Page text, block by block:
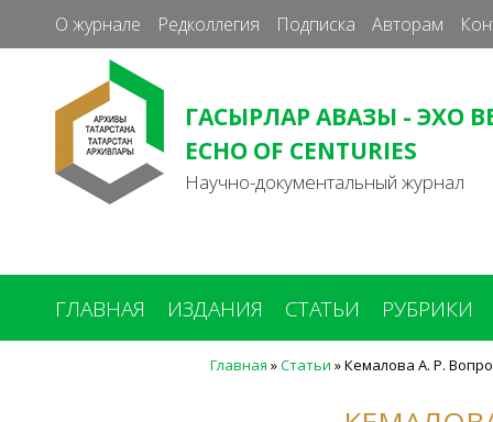
О журнале Редколлегия Подписка Авторам
ГАСЫРЛАР АВАЗЫ - ЭХО
ECHO OF CENTURIES
Научно-документальный журнал
ГЛАВНАЯ ИЗДАНИЯ СТАТЬИ РУБРИКИ
Главная »Статьи »Кемалова А. Р.